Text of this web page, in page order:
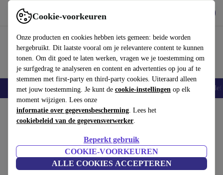
Cookie-voorkeuren
Onze producten en cookies hebben iets gemeen: beide worden
hergebruikt. Dit laatste vooral om je relevantere content te kunnen
tonen. Om dit goed te laten werken, vragen we je toestemming om
je surfgedrag te analyseren en content en advertenties op jou af te
stemmen met first-party en third-party cookies. Uiteraard alleen
met jouw toestemming. Je kunt de cookie-instellingen op elk
moment wijzigen. Lees onze
informatie over gegevensbescherming. Lees het
cookiebeleid van de gegevensverwerker.
Beperkt gebruik
COOKIE-VOORKEUREN
ALLE COOKIES ACCEPTEREN
Gebruik refurbed snel en eenvoudig
Smartphones Laptops Tablets Smartwatches Accessoires
Home Baby & kinderen Kinderwagens & Buggy's Kinderwagens
Moon Rocca combinatie kinderwagen
grijs
(Beoordelingen worden verzameld)